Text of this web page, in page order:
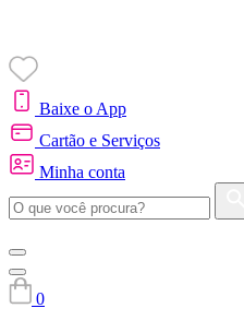
Baixe o App
Cartão e Serviços
Minha conta
0